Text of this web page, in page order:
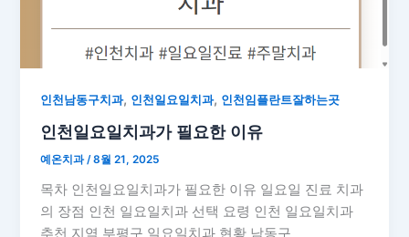
인천남동구치과, 인천일요일치과, 인천임플란트잘하는곳
인천일요일치과가 필요한 이유
예온치과 /8월 21, 2025
목차 인천일요일치과가 필요한 이유 일요일 진료 치과
의 장점 인천 일요일치과 선택 요령 인천 일요일치과
추천 지역 부평구 일요일치과 현황 남동구